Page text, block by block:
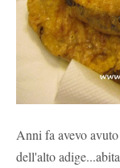
Anni fa avevo
dell'alto